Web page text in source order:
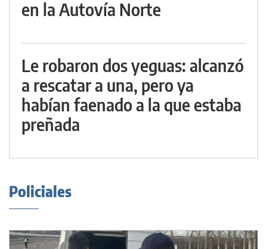
en la Autovía Norte
Le robaron dos yeguas: alcanzó
a rescatar a una, pero ya
habían faenado a la que estaba
preñada
Policiales